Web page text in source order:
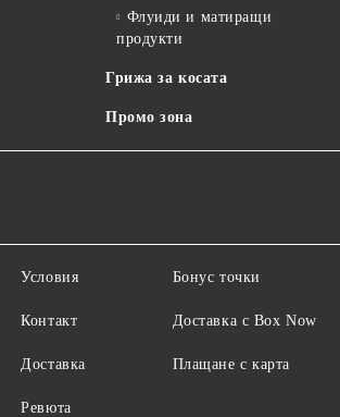
Флуиди и матиращи
продукти
Грижа за косата
Промо зона
Условия
Контакт
Доставка
Ревюта
Бонус точки
Доставка с Box Now
Плащане с карта